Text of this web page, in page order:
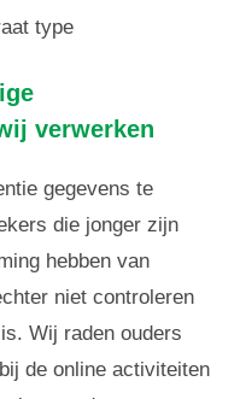
type
verwerken
gegevens te
die jonger zijn
hebben van
niet controleren
Wij raden ouders
de online activiteiten